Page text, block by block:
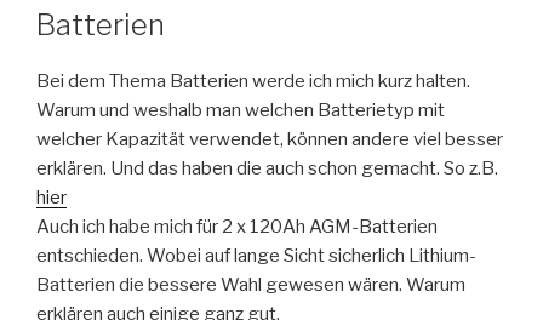
Batterien
Bei dem Thema Batterien werde ich mich kurz halten.
Warum und weshalb man welchen Batterietyp mit
welcher Kapazität verwendet, können andere viel besser
erklären. Und das haben die auch schon gemacht. So z.B.
hier
Auch ich habe mich für 2 x 120Ah AGM-Batterien
entschieden. Wobei auf lange Sicht sicherlich Lithium-
Batterien die bessere Wahl gewesen wären. Warum
erklären auch einige ganz gut.